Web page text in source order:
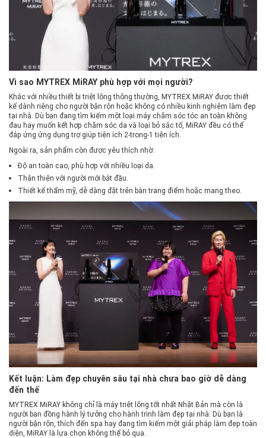
Vì sao MYTREX MiRAY phù hợp với mọi người?
Khác với nhiều thiết bị triệt lông thông thường, MYTREX MiRAY được thiết
kế dành riêng cho người bận rộn hoặc không có nhiều kinh nghiệm làm đẹp
tại nhà. Dù bạn đang tìm kiếm một loại máy chăm sóc tóc an toàn không
đau hay muốn kết hợp chăm sóc da và loại bỏ sắc tố, MiRAY đều có thể
đáp ứng ứng dụng trợ giúp tiện ích 2-trong-1 tiện ích.
Ngoài ra, sản phẩm còn được yêu thích nhờ:
Độ an toàn cao, phù hợp với nhiều loại da.
Thân thiện với người mới bắt đầu.
Thiết kế thẩm mỹ, dễ dàng đặt trên bàn trang điểm hoặc mang theo.
Kết luận: Làm đẹp chuyên sâu tại nhà chưa bao giờ dễ dàng
đến thế
MYTREX MiRAY không chỉ là máy triệt lông tốt nhất Nhật Bản mà còn là
người bạn đồng hành lý tưởng cho hành trình làm đẹp tại nhà. Dù bạn là
người bận rộn, thích đến spa hay đang tìm kiếm một giải pháp làm đẹp toàn
diện, MiRAY là lựa chọn không thể bỏ qua.